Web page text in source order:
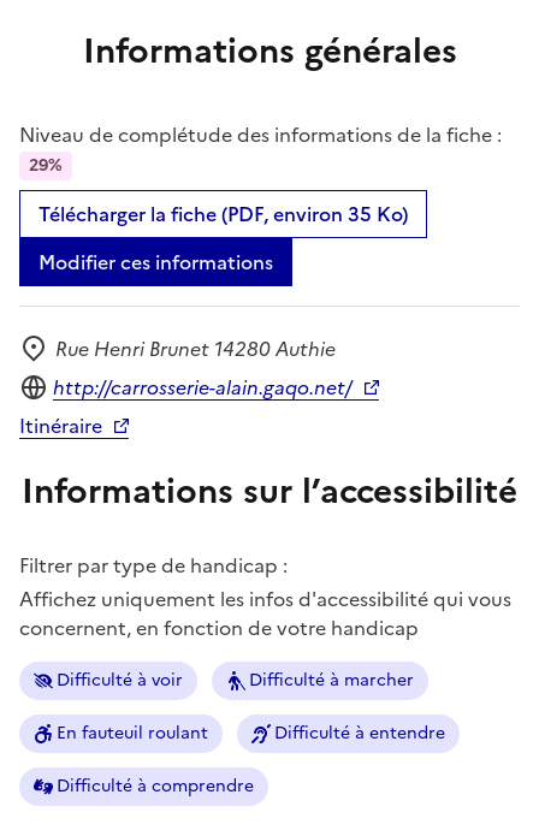
Informations générales
Niveau de complétude des informations de la fiche :
29%
Télécharger la fiche (PDF, environ 35 Ko)
Modifier ces informations
Adresse
Rue Henri Brunet 14280 Authie
Site internet
http://carrosserie-alain.gaqo.net/
Itinéraire
Informations sur l’accessibilité
Filtrer par type de handicap :
Affichez uniquement les infos d'accessibilité qui vous
concernent, en fonction de votre handicap
Difficulté à voir Difficulté à marcher
En fauteuil roulant Difficulté à entendre
Difficulté à comprendre